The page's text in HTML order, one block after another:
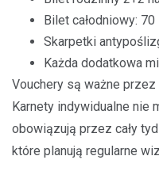
Bilet całodniowy: 70
Skarpetki
Każda dodatkowa
Vouchery są ważne
Karnety indywidualne nie
obowiązują przez cały
które planują regularne